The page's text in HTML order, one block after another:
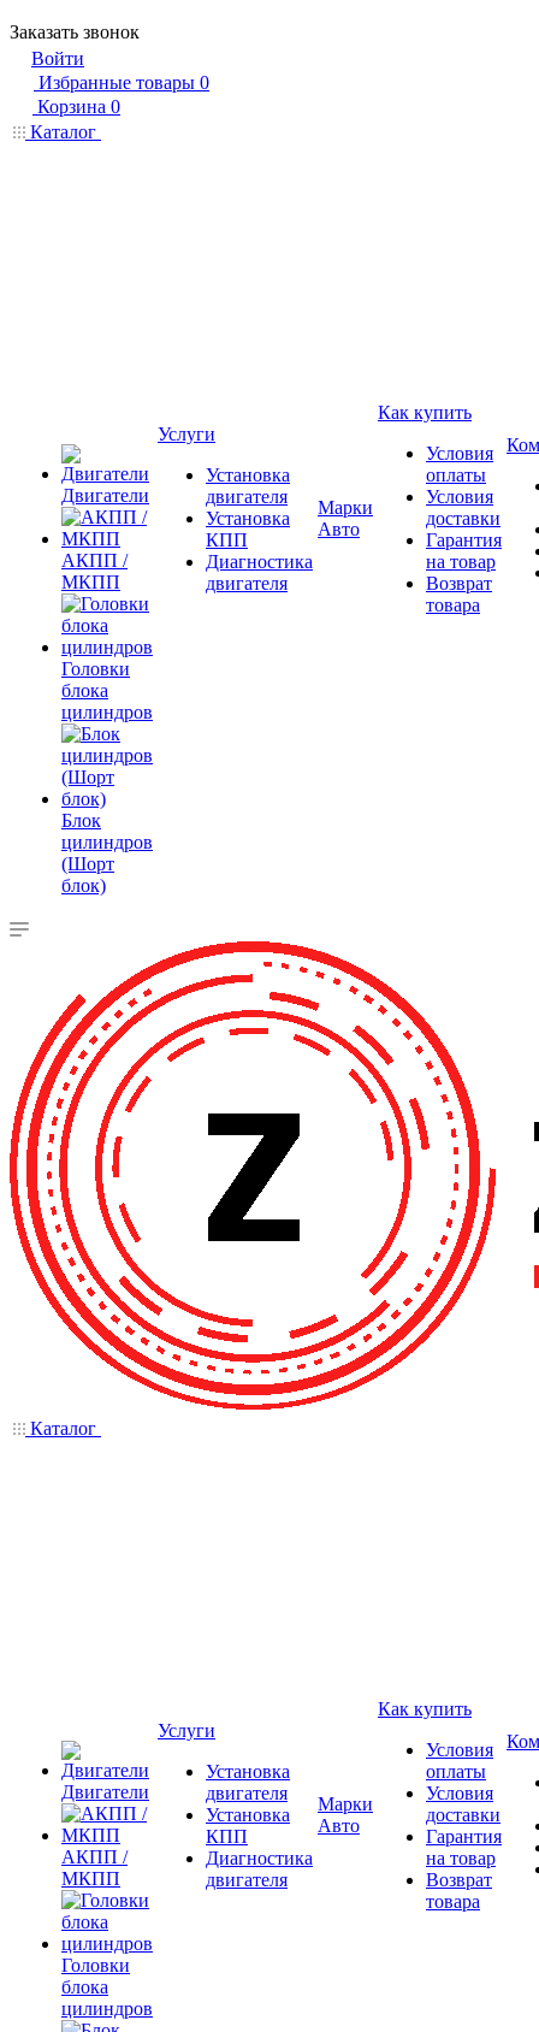
Заказать звонок
Войти
Избранные товары 0
Корзина 0
Каталог
Двигатели
АКПП /
МКПП
Головки
блока
цилиндров
Блок
цилиндров
(Шорт
блок)
Услуги
Установка
двигателя
Установка
КПП
Диагностика
двигателя
Марки
Авто
Как купить
Условия
оплаты
Условия
доставки
Гарантия
на товар
Возврат
товара
Каталог
Двигатели
АКПП /
МКПП
Головки
блока
цилиндров
Услуги
Установка
двигателя
Установка
КПП
Диагностика
двигателя
Марки
Авто
Как купить
Условия
оплаты
Условия
доставки
Гарантия
на товар
Возврат
товара